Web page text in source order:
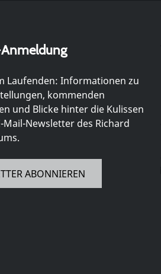
Laufenden: Informationen zu
kommenden
und Blicke hinter die Kulissen
Mail-Newsletter des Richard
ABONNIEREN